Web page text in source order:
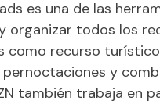
es una de las
organizar todos los
como recurso
y
también trabaja en